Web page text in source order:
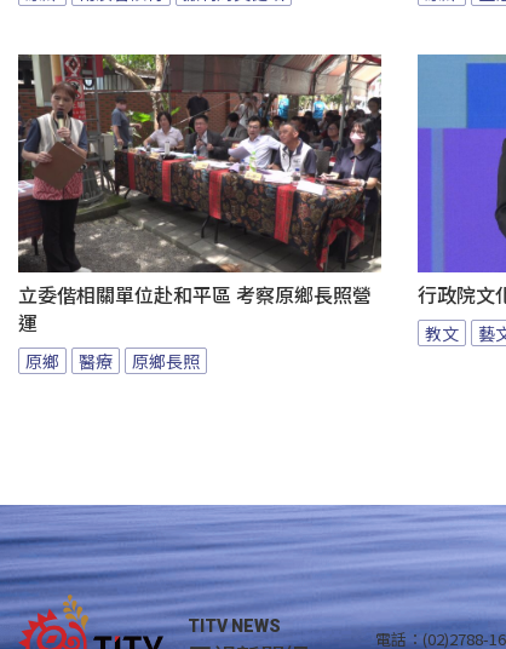
立委偕相關單位赴和平區 考察原鄉長照營
運
原鄉 醫療 原鄉長照
行政院文
教文 藝
TITV NEWS
電話：(02)2788-